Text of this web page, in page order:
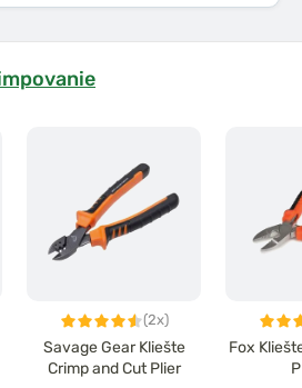
(2x)
Savage Gear Kliešte
Crimp and Cut Plier
Fox